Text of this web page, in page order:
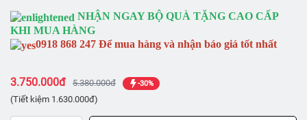
NHẬN NGAY BỘ QUÀ TẶNG CAO CẤP
KHI MUA HÀNG
0918 868 247 Để mua hàng và nhận báo giá tốt nhất
3.750.000đ 5.380.000đ -30%
(Tiết kiệm 1.630.000đ)